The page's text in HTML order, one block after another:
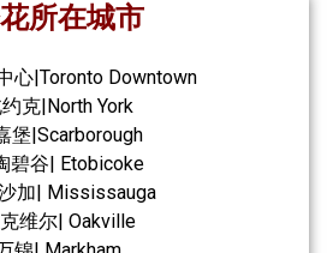
所在城市
心|Toronto Downtown
克|North York
堡|Scarborough
碧谷| Etobicoke
加| Mississauga
维尔| Oakville